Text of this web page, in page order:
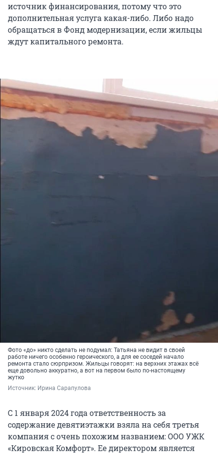
источник финансирования, потому что это
дополнительная услуга какая-либо. Либо надо
обращаться в Фонд модернизации, если жильцы
ждут капитального ремонта.
Фото «до» никто сделать не подумал: Татьяна не видит в своей
работе ничего особенно героического, а для ее соседей начало
ремонта стало сюрпризом. Жильцы говорят: на верхних этажах всё
еще довольно аккуратно, а вот на первом было по-настоящему
жутко
Источник: Ирина Сарапулова
С 1 января 2024 года ответственность за
содержание девятиэтажки взяла на себя третья
компания с очень похожим названием: ООО УЖК
«Кировская Комфорт». Ее директором является